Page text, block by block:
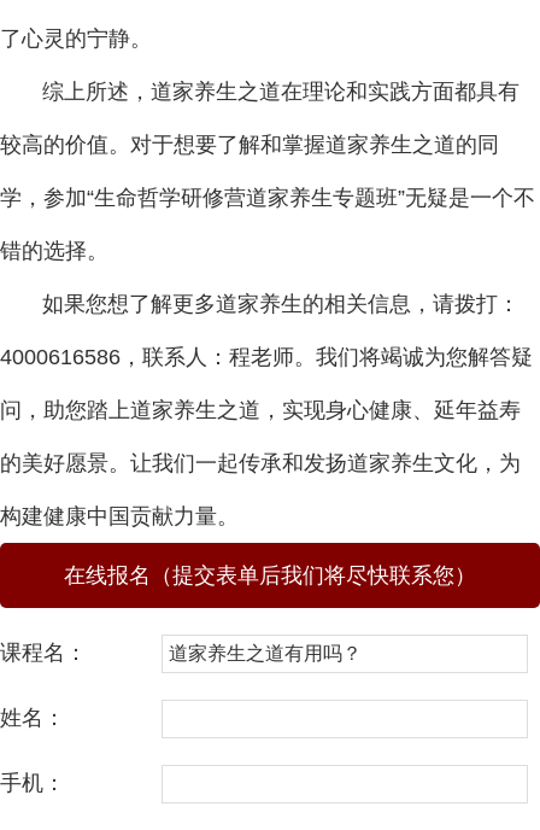
了心灵的宁静。
综上所述，道家养生之道在理论和实践方面都具有
较高的价值。对于想要了解和掌握道家养生之道的同
学，参加“生命哲学研修营道家养生专题班”无疑是一个不
错的选择。
如果您想了解更多道家养生的相关信息，请拨打：
4000616586，联系人：程老师。我们将竭诚为您解答疑
问，助您踏上道家养生之道，实现身心健康、延年益寿
的美好愿景。让我们一起传承和发扬道家养生文化，为
构建健康中国贡献力量。
在线报名（提交表单后我们将尽快联系您）
课程名：
姓名：
手机：